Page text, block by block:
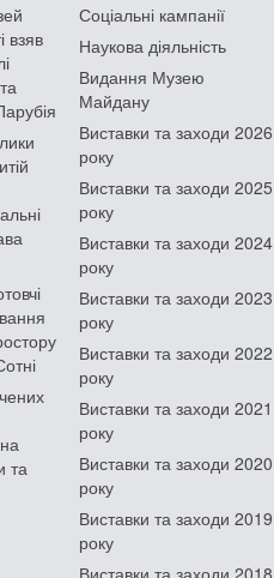
взяв
та
Соціальні кампанії
Наукова діяльність
Видання Музею
Майдану
Виставки та заходи 2026
року
Виставки та заходи 2025
року
Виставки та заходи 2024
року
Виставки та заходи 2023
року
Виставки та заходи 2022
року
Виставки та заходи 2021
року
Виставки та заходи 2020
року
Виставки та заходи 2019
року
Виставки та заходи 2018